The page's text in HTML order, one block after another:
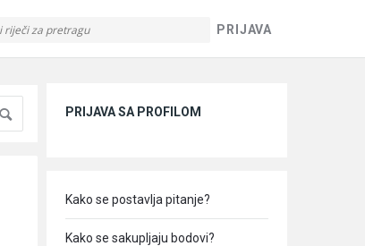
PRIJAVA
PRIJAVA SA PROFILOM
Kako se postavlja pitanje?
Kako se sakupljaju bodovi?